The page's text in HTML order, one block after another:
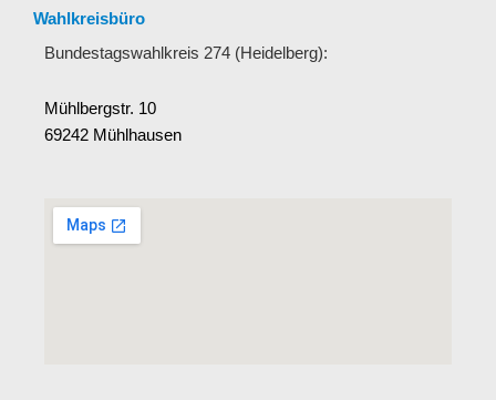
Wahlkreisbüro
Bundestagswahlkreis 274 (Heidelberg):
Mühlbergstr. 10
69242 Mühlhausen